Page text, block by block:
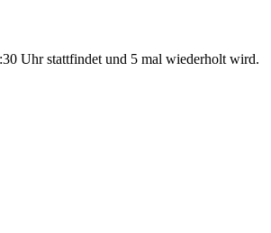
Uhr stattfindet und 5 mal wiederholt wird.